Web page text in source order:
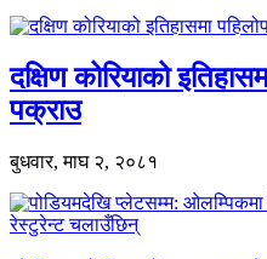
दक्षिण कोरियाको
पक्राउ
बुधवार, माघ २, २०८१